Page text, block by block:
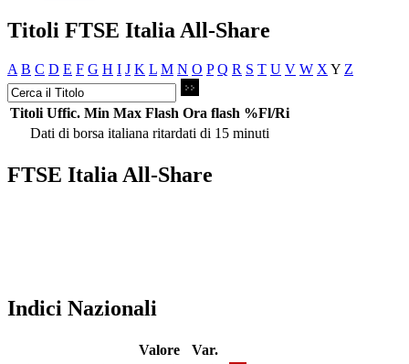
Titoli FTSE Italia All-Share
A B C D E F G H I J K L M N O P Q R S T U V W X Y Z
Titoli Uffic. Min Max Flash Ora flash %Fl/Ri
Dati di borsa italiana ritardati di 15 minuti
FTSE Italia All-Share
Indici Nazionali
Valore
Var.